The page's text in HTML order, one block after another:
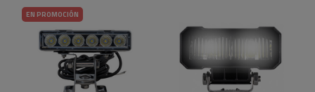
EN PROMOCIÓN